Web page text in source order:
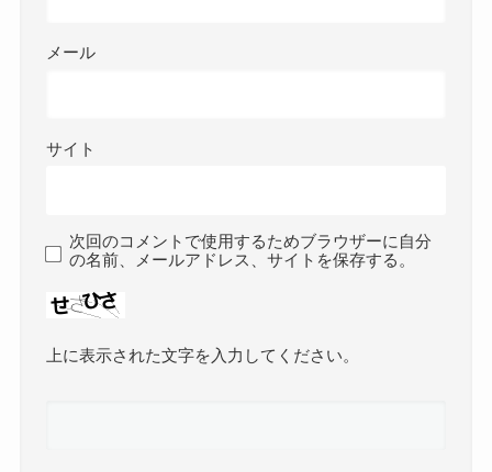
メール
サイト
次回のコメントで使用するためブラウザーに自分
の名前、メールアドレス、サイトを保存する。
上に表示された文字を入力してください。